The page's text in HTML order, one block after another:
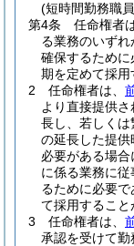
(短時間勤務職
第4条
任命権者
る業務のいず
確保するため
期を定めて採用
2
任命権者は、
より直接提供
長し、若しく
の延長した提
必要がある場
に係る業務に
るために必要
て採用すること
3
任命権者は、
承認を受けて